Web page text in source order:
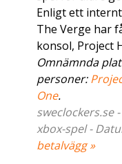
Enligt ett
The Verge har
konsol, Project
Omnämnda
personer:
One.
sweclockers.se
xbox-spel -
betalvägg »